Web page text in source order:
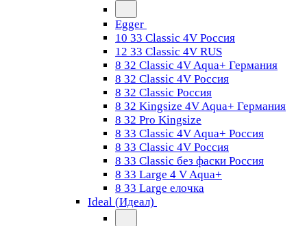
Egger
10 33 Classic 4V Россия
12 33 Classic 4V RUS
8 32 Classic 4V Aqua+ Германия
8 32 Classic 4V Россия
8 32 Classic Россия
8 32 Kingsize 4V Aqua+ Германия
8 32 Pro Kingsize
8 33 Classic 4V Aqua+ Россия
8 33 Classic 4V Россия
8 33 Classic без фаски Россия
8 33 Large 4 V Aqua+
8 33 Large елочка
Ideal (Идеал)